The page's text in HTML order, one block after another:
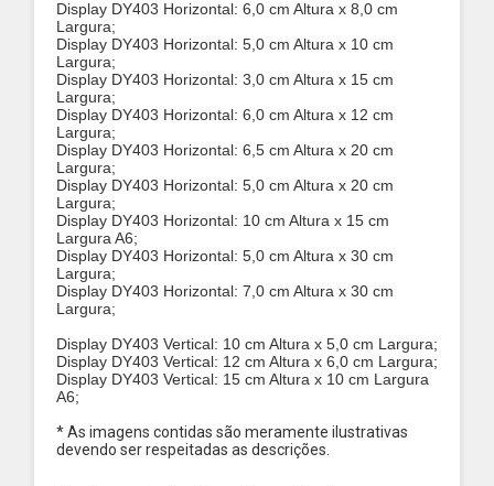
Display DY403 Horizontal: 6,0 cm Altura x 8,0 cm
Largura;
Display DY403 Horizontal: 5,0 cm Altura x 10 cm
Largura;
Display DY403 Horizontal: 3,0 cm Altura x 15 cm
Largura;
Display DY403 Horizontal: 6,0 cm Altura x 12 cm
Largura;
Display DY403 Horizontal: 6,5 cm Altura x 20 cm
Largura;
Display DY403 Horizontal: 5,0 cm Altura x 20 cm
Largura;
Display DY403 Horizontal: 10 cm Altura x 15 cm
Largura A6;
Display DY403 Horizontal: 5,0 cm Altura x 30 cm
Largura;
Display DY403 Horizontal: 7,0 cm Altura x 30 cm
Largura;
Display DY403 Vertical: 10 cm Altura x 5,0 cm Largura;
Display DY403 Vertical: 12 cm Altura x 6,0 cm Largura;
Display DY403 Vertical: 15 cm Altura x 10 cm Largura
A6;
* As imagens contidas são meramente ilustrativas
devendo ser respeitadas as descrições.